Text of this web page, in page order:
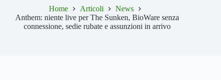
Home Articoli
News
Anthem: niente live per The Sunken, BioWare senza
connessione, sedie rubate e assunzioni in arrivo